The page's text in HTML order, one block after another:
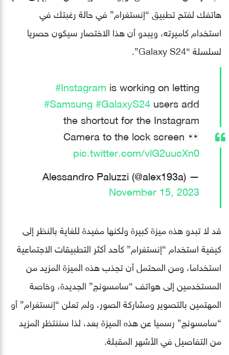
هاتفك لفتح تطبيق “إنستغرام” في حالة رغبتك في
استخدام كاميرته، ويبدو أن هذا الاختصار سيكون حصريا
لسلسلة “Galaxy S24”.
#Instagram is working on letting
#Samsung#GalaxyS24 users add
the shortcut for the Instagram
Camera to the lock screen
pic.twitter.com/vlG2uucXn0
— Alessandro Paluzzi (@alex193a)
November 15, 2023
قد لا تبدو هذه ميزة كبيرة ولكنها مفيدة للغاية بالنظر إلى
كيفية استخدام “إنستغرام” كأحد أكثر التطبيقات الاجتماعية
استخداما، ومن المحتمل أن تجذب هذه الميزة المزيد من
المستخدمين إلى هواتف “سامسونج” الجديدة، وخاصة
المهتمين بالتصوير ومشاركة الصور، ولم تعلن “إنستغرام” أو
“سامسونج” رسميا عن هذه الميزة بعد، لذا سننتظر المزيد
من التفاصيل في الأشهر المقبلة.